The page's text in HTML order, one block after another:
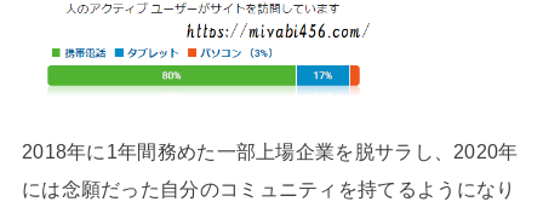
2018年に1年間務めた一部上場企業を脱サラし、2020年
には念願だった自分のコミュニティを持てるようになり